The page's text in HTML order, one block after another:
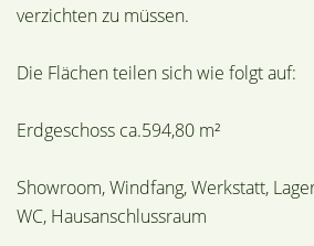
verzichten zu müssen.
Die Flächen teilen sich wie folgt auf:
Erdgeschoss ca.594,80 m²
Showroom, Windfang, Werkstatt,
WC, Hausanschlussraum